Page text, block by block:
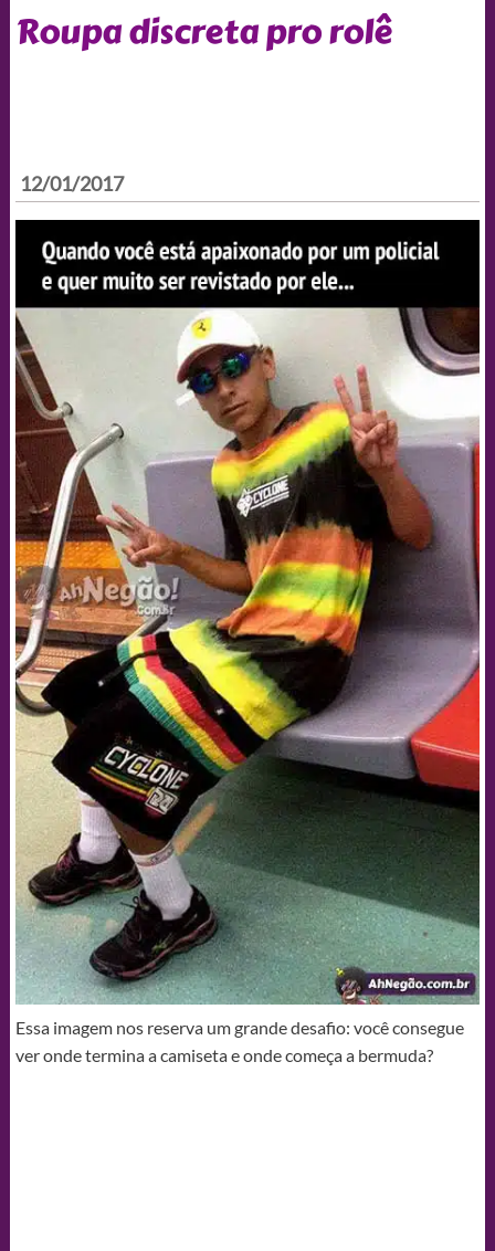
Roupa discreta pro rolê
12/01/2017
Essa imagem nos reserva um grande desafio: você consegue
ver onde termina a camiseta e onde começa a bermuda?